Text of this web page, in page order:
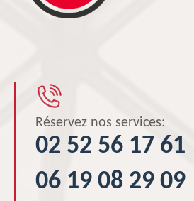
Réservez nos services:
02 52 56 17 61
06 19 08 29 09